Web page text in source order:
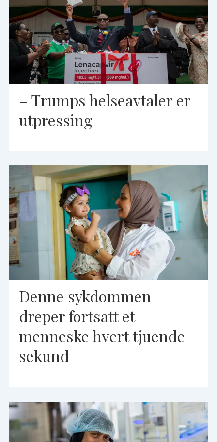
– Trumps helseavtaler er
utpressing
Denne sykdommen
dreper fortsatt et
menneske hvert tjuende
sekund